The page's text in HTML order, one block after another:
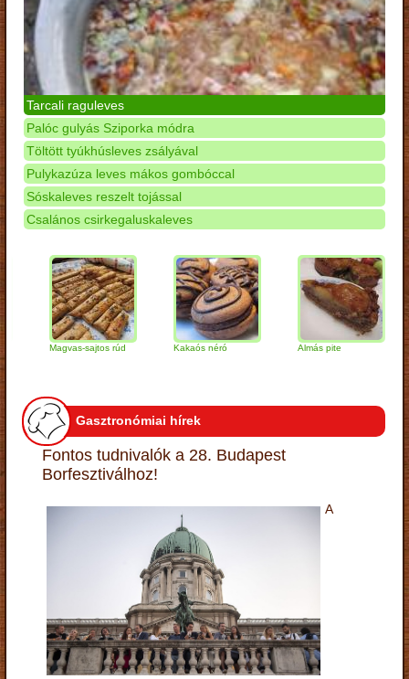
Tarcali raguleves
Palóc gulyás Sziporka módra
Töltött tyúkhúsleves zsályával
Pulykazúza leves mákos gombóccal
Sóskaleves reszelt tojással
Csalános csirkegaluskaleves
Magvas-sajtos rúd Kakaós néró Almás pite
Gasztronómiai hírek
Fontos tudnivalók a 28. Budapest
Borfesztiválhoz!
A